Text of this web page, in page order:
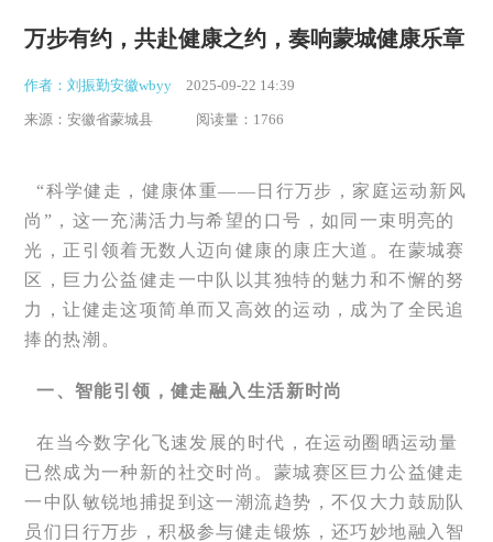
万步有约，共赴健康之约，奏响蒙城健康乐章
作者：刘振勤安徽wbyy 2025-09-22 14:39
来源：安徽省蒙城县 阅读量：1766
“科学健走，健康体重——日行万步，家庭运动新风
尚”，这一充满活力与希望的口号，如同一束明亮的
光，正引领着无数人迈向健康的康庄大道。在蒙城赛
区，巨力公益健走一中队以其独特的魅力和不懈的努
力，让健走这项简单而又高效的运动，成为了全民追
捧的热潮。
一、智能引领，健走融入生活新时尚
在当今数字化飞速发展的时代，在运动圈晒运动量
已然成为一种新的社交时尚。蒙城赛区巨力公益健走
一中队敏锐地捕捉到这一潮流趋势，不仅大力鼓励队
员们日行万步，积极参与健走锻炼，还巧妙地融入智